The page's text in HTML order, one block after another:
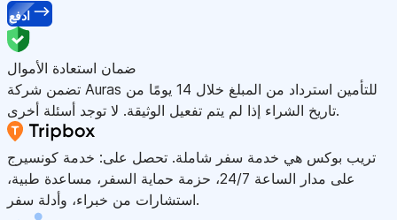
ادفع
ضمان استعادة الأموال
تضمن شركة Auras للتأمين استرداد من المبلغ خلال 14 يومًا من
تاريخ الشراء إذا لم يتم تفعيل الوثيقة. لا توجد أسئلة أخرى.
تريب بوكس هي خدمة سفر شاملة. تحصل على: خدمة كونسيرج
على مدار الساعة 24/7، حزمة حماية السفر، مساعدة طبية،
استشارات من خبراء، وأدلة سفر.